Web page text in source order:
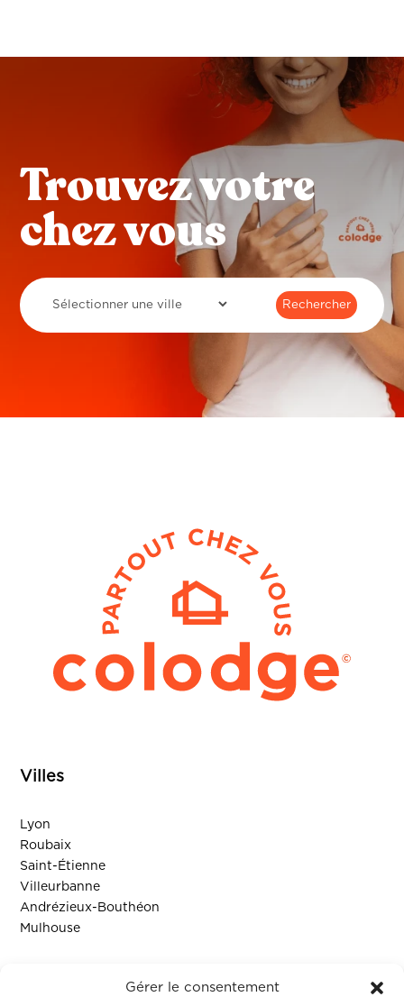
Gérer le consentement
Trouvez votre
chez vous
Villes
Lyon
Roubaix
Saint-Étienne
Villeurbanne
Andrézieux-Bouthéon
Mulhouse